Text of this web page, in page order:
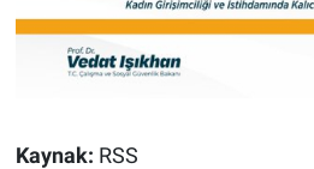
Kaynak: RSS